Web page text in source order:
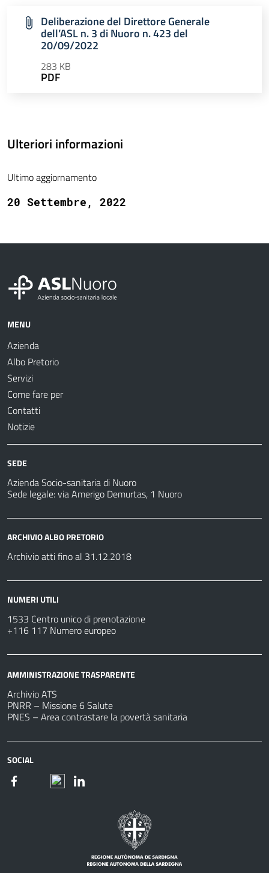
Deliberazione del Direttore Generale
dell’ASL n. 3 di Nuoro n. 423 del
20/09/2022
283 KB
PDF
Ulteriori informazioni
Ultimo aggiornamento
20 Settembre, 2022
MENU
Azienda
Albo Pretorio
Servizi
Come fare per
Contatti
Notizie
SEDE
Azienda Socio-sanitaria di Nuoro
Sede legale: via Amerigo Demurtas, 1 Nuoro
ARCHIVIO ALBO PRETORIO
Archivio atti fino al 31.12.2018
NUMERI UTILI
1533 Centro unico di prenotazione
+116 117 Numero europeo
AMMINISTRAZIONE TRASPARENTE
Archivio ATS
PNRR – Missione 6 Salute
PNES – Area contrastare la povertà sanitaria
SOCIAL